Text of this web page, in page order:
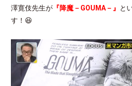
澤寛伎先生が 『降魔－GOUMA－』
と
す！😆